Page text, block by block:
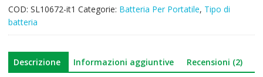
COD: SL10672-it1 Categorie: Batteria Per Portatile, Tipo di
batteria
Descrizione Informazioni aggiuntive Recensioni (2)